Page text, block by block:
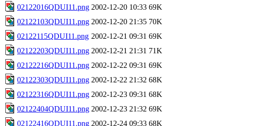
02122016QDUI11.png 2002-12-20 10:33 69K
02122103QDUI11.png 2002-12-20 21:35 70K
02122115QDUI11.png 2002-12-21 09:31 69K
02122203QDUI11.png 2002-12-21 21:31 71K
02122216QDUI11.png 2002-12-22 09:31 69K
02122303QDUI11.png 2002-12-22 21:32 68K
02122316QDUI11.png 2002-12-23 09:31 68K
02122404QDUI11.png 2002-12-23 21:32 69K
02122416QDUI11.png 2002-12-24 09:33 68K